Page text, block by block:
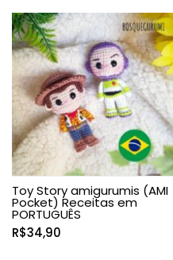
preço:
R$42,50
através
R$62,50
Toy Story amigurumis (AMI
Pocket) Receitas em
PORTUGUÊS
R$34,90